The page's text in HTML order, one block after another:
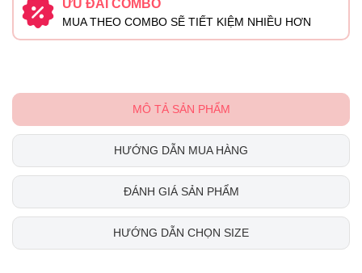
ƯU ĐÃI COMBO
MUA THEO COMBO SẼ TIẾT KIỆM NHIỀU HƠN
MÔ TẢ SẢN PHẨM
HƯỚNG DẪN MUA HÀNG
ĐÁNH GIÁ SẢN PHẨM
HƯỚNG DẪN CHỌN SIZE